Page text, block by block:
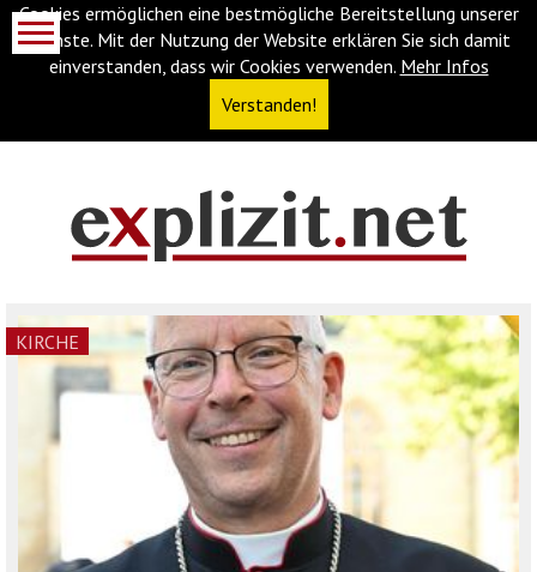
Cookies ermöglichen eine bestmögliche Bereitstellung unserer
Dienste. Mit der Nutzung der Website erklären Sie sich damit
einverstanden, dass wir Cookies verwenden. Mehr Infos
Verstanden!
(Accesskey
'1')Zur
Navigation
springen
'2')
KIRCHE